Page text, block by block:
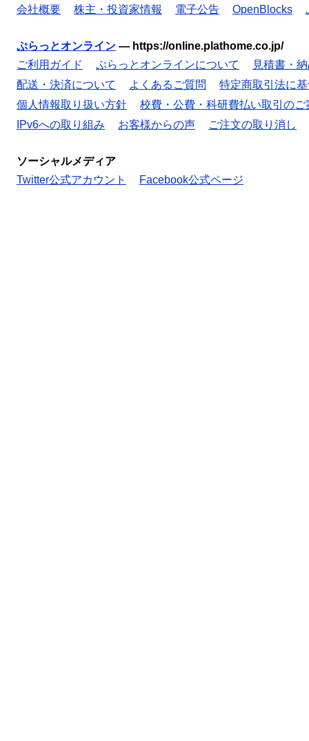
会社概要 株主・投資家情報 電子公告 OpenBlocks
ぷらっとオンライン — https://online.plathome.co.jp/
ご利用ガイド
ぷらっとオンラインについて
見積書・
配送・決済について
よくあるご質問
特定商取引法に
個人情報取り扱い方針
校費・公費・科研費払い取引のご
IPv6への取り組み
お客様からの声 ご注文の取り消し
ソーシャルメディア
Twitter公式アカウント
Facebook公式ページ